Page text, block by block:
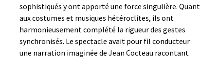
sophistiqués y ont apporté une force singulière. Quant
aux costumes et musiques hétéroclites, ils ont
harmonieusement complété la rigueur des gestes
synchronisés. Le spectacle avait pour fil conducteur
une narration imaginée de Jean Cocteau racontant